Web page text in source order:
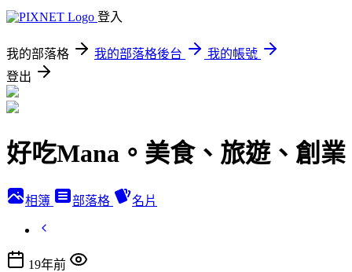
登入
我的部落格 我的部落格後台
我的帳號
登出
好吃Mana。美食、旅遊、創業
相簿 部落格 名片
19年前